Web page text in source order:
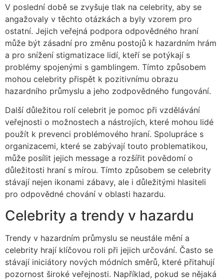
V poslední době se zvyšuje tlak na celebrity, aby se
angažovaly v těchto otázkách a byly vzorem pro
ostatní. Jejich veřejná podpora odpovědného hraní
může být zásadní pro změnu postojů k hazardním hrám
a pro snížení stigmatizace lidí, kteří se potýkají s
problémy spojenými s gamblingem. Tímto způsobem
mohou celebrity přispět k pozitivnímu obrazu
hazardního průmyslu a jeho zodpovědného fungování.
Další důležitou rolí celebrit je pomoc při vzdělávání
veřejnosti o možnostech a nástrojích, které mohou lidé
použít k prevenci problémového hraní. Spolupráce s
organizacemi, které se zabývají touto problematikou,
může posílit jejich message a rozšířit povědomí o
důležitosti hraní s mírou. Tímto způsobem se celebrity
stávají nejen ikonami zábavy, ale i důležitými hlasiteli
pro odpovědné chování v oblasti hazardu.
Celebrity a trendy v hazardu
Trendy v hazardním průmyslu se neustále mění a
celebrity hrají klíčovou roli při jejich určování. Často se
stávají iniciátory nových módních směrů, které přitahují
pozornost široké veřejnosti. Například, pokud se nějaká